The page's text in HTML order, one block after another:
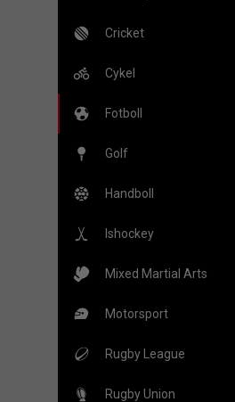
Cricket
Cykel
Fotboll
Golf
Handboll
Ishockey
Mixed Martial Arts
Motorsport
Rugby League
Rugby Union